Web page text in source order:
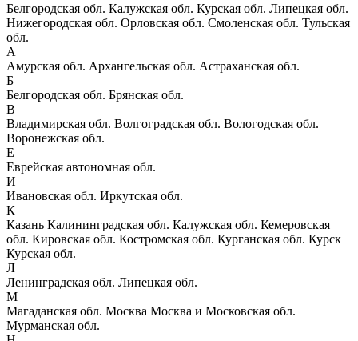
Белгородская обл. Калужская обл. Курская обл. Липецкая обл.
Нижегородская обл. Орловская обл. Смоленская обл. Тульская
обл.
А
Амурская обл. Архангельская обл. Астраханская обл.
Б
Белгородская обл. Брянская обл.
В
Владимирская обл. Волгоградская обл. Вологодская обл.
Воронежская обл.
Е
Еврейская автономная обл.
И
Ивановская обл. Иркутская обл.
К
Казань Калининградская обл. Калужская обл. Кемеровская
обл. Кировская обл. Костромская обл. Курганская обл. Курск
Курская обл.
Л
Ленинградская обл. Липецкая обл.
М
Магаданская обл. Москва Москва и Московская обл.
Мурманская обл.